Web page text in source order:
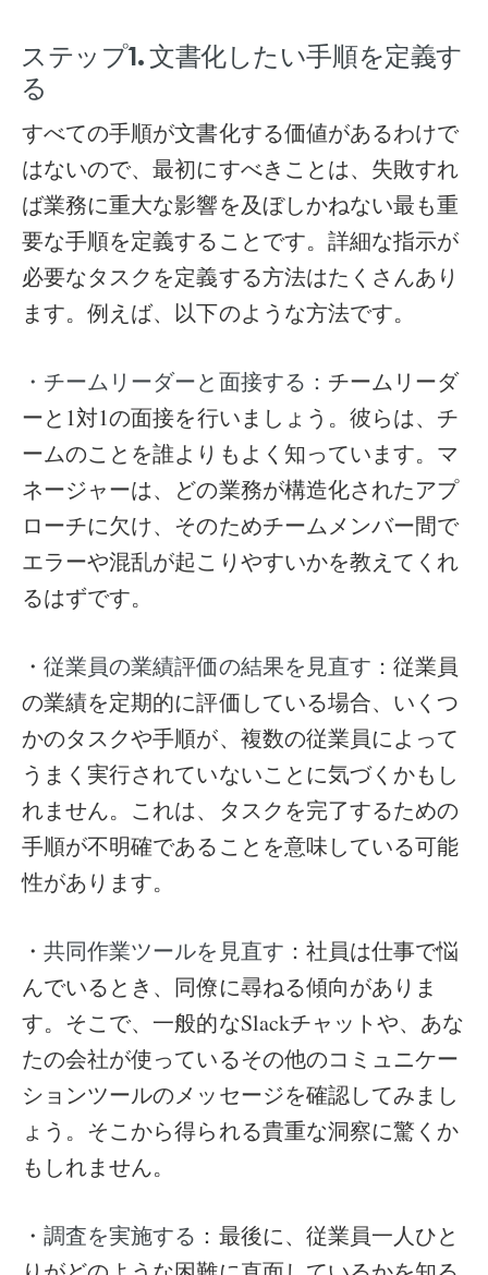
ステップ1. 文書化したい手順を定義す
る
すべての手順が文書化する価値があるわけで
はないので、最初にすべきことは、失敗すれ
ば業務に重大な影響を及ぼしかねない最も重
要な手順を定義することです。詳細な指示が
必要なタスクを定義する方法はたくさんあり
ます。例えば、以下のような方法です。
・チームリーダーと面接する： チームリーダ
ーと1対1の面接を行いましょう。彼らは、チ
ームのことを誰よりもよく知っています。マ
ネージャーは、どの業務が構造化されたアプ
ローチに欠け、そのためチームメンバー間で
エラーや混乱が起こりやすいかを教えてくれ
るはずです。
・従業員の業績評価の結果を見直す ：従業員
の業績を定期的に評価している場合、いくつ
かのタスクや手順が、複数の従業員によって
うまく実行されていないことに気づくかもし
れません。これは、タスクを完了するための
手順が不明確であることを意味している可能
性があります。
・共同作業ツールを見直す ：社員は仕事で悩
んでいるとき、同僚に尋ねる傾向がありま
す。そこで、一般的なSlackチャットや、あな
たの会社が使っているその他のコミュニケー
ションツールのメッセージを確認してみまし
ょう。そこから得られる貴重な洞察に驚くか
もしれません。
・調査を実施する ：最後に、従業員一人ひと